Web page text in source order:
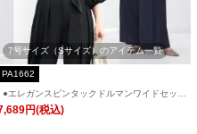
7号サイズ（Sサイズ）のアイテム一覧
PA1662
●エレガンスピンタックドルマンワイドセット
アップ「PA1662」/ フォーマルパーティード
円(税込)